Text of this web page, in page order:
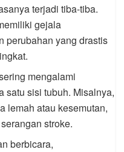
terjadi tiba-tiba.
gejala
perubahan yang drastis
mengalami
satu sisi tubuh. Misalnya,
lemah atau kesemutan,
stroke.
berbicara,